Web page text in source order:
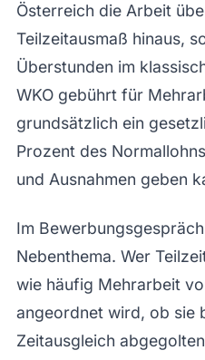
Österreich die Arbeit
Teilzeitausmaß hinaus,
Überstunden im
WKO gebührt für
grundsätzlich ein
Prozent des
und Ausnahmen geben
Im
Nebenthema. Wer
wie häufig Mehrarbeit
angeordnet wird, ob sie
Zeitausgleich